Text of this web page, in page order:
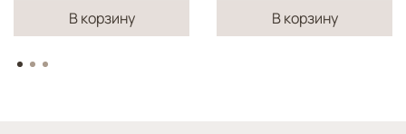
В корзину
В корзину